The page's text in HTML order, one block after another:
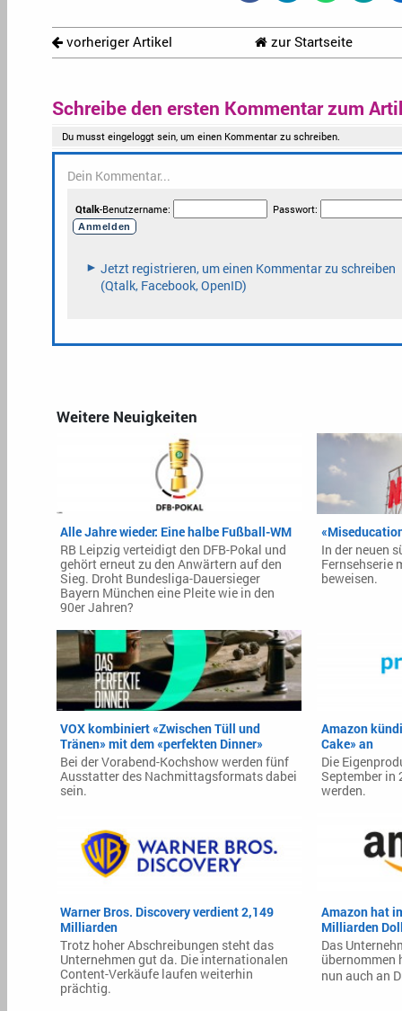
vorheriger Artikel zur Startseite
Schreibe den ersten Kommentar zum
Weitere Neuigkeiten
Alle Jahre wieder: Eine halbe Fußball-WM
RB Leipzig verteidigt den DFB-Pokal und
gehört erneut zu den Anwärtern auf den
Sieg. Droht Bundesliga-Dauersieger
Bayern München eine Pleite wie in den
90er Jahren?
In der neuen
Fernsehserie
beweisen.
VOX kombiniert «Zwischen Tüll und
Tränen» mit dem «perfekten Dinner»
Bei der Vorabend-Kochshow werden fünf
Ausstatter des Nachmittagsformats dabei
sein.
Amazon
Cake» an
Die
September in
werden.
Warner Bros. Discovery verdient 2,149
Milliarden
Trotz hoher Abschreibungen steht das
Unternehmen gut da. Die internationalen
Content-Verkäufe laufen weiterhin
prächtig.
Amazon hat
Milliarden
Das
übernommen
nun auch an